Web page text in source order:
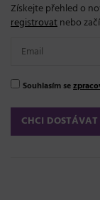
Získejte přehled o
registrovatnebo
Souhlasím se